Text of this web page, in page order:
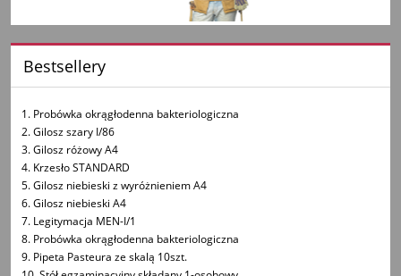
Bestsellery
Probówka okrągłodenna bakteriologiczna
Gilosz szary I/86
Gilosz różowy A4
Krzesło STANDARD
Gilosz niebieski z wyróżnieniem A4
Gilosz niebieski A4
Legitymacja MEN-I/1
Probówka okrągłodenna bakteriologiczna
Pipeta Pasteura ze skalą 10szt.